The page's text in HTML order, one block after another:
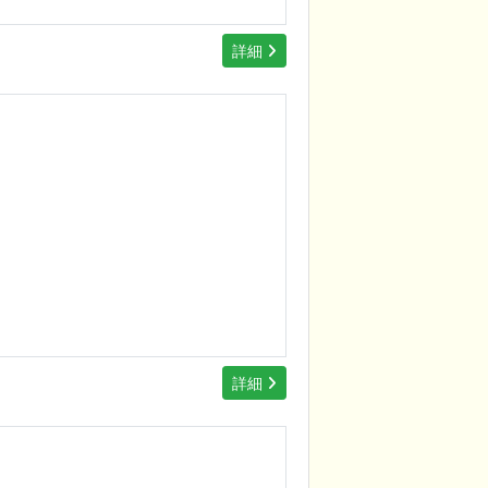
詳細
詳細